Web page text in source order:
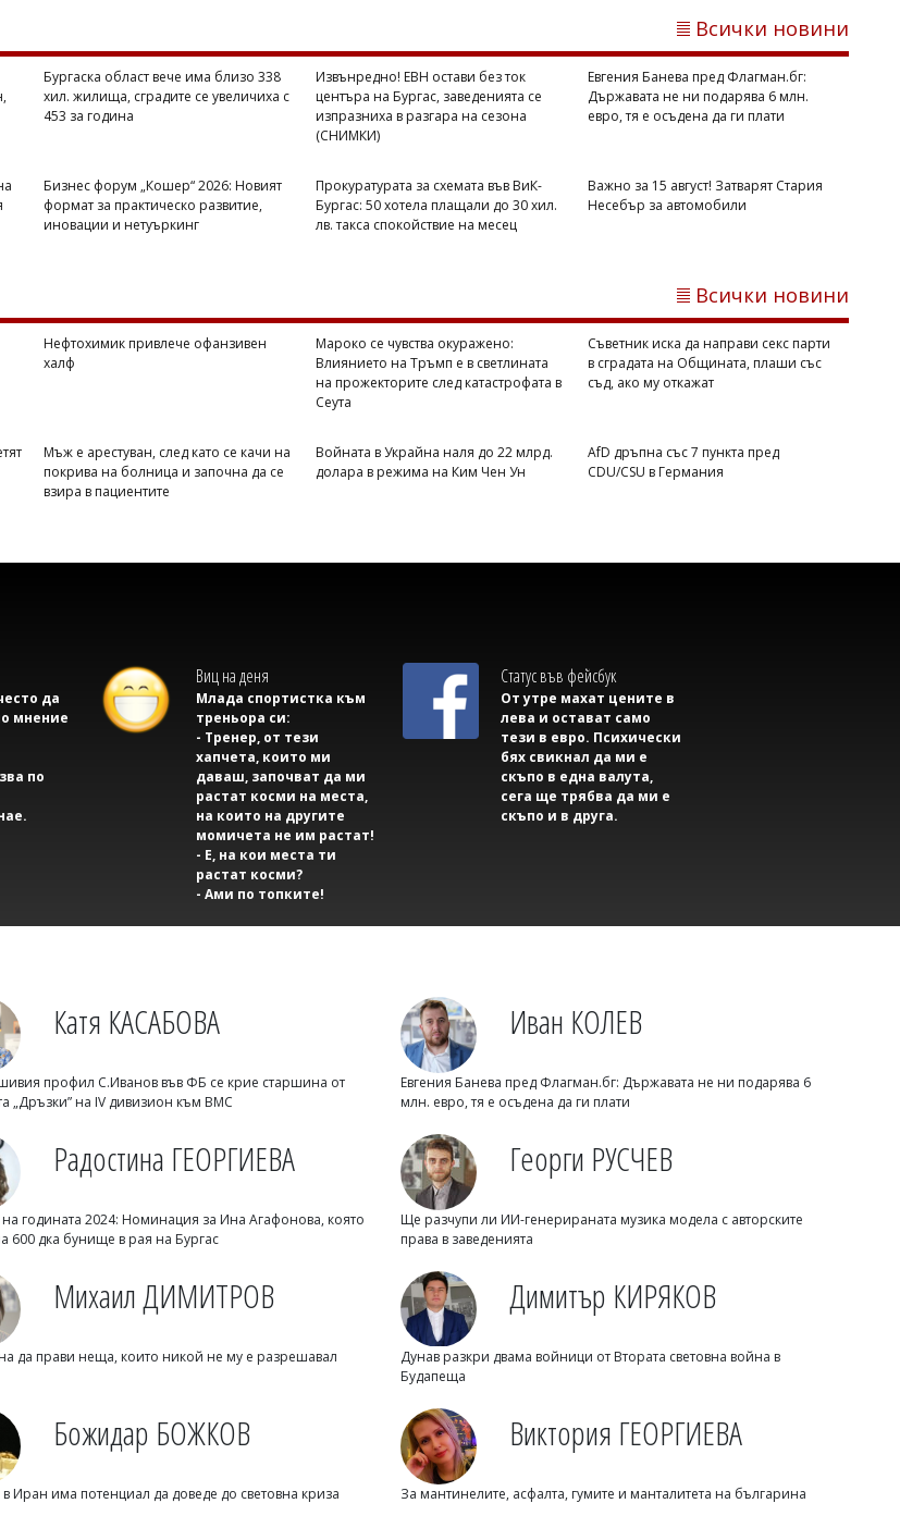
Димитър КИРЯКОВ
Баба от Зидарово даде 5000 евро на
формат за практическо развитие,
Емел МАХМУД
Несебър за автомобили
Димитър КИРЯКОВ
Всички новини
Бургаска област вече има близо 338
хил. жилища, сградите се увеличиха с
453 за година
Извънредно! ЕВН остави без ток
центъра на Бургас, заведенията се
изпразниха в разгара на сезона
(СНИМКИ)
Евгения Банева пред Флагман.бг:
Държавата не ни подарява 6 млн.
евро, тя е осъдена да ги плати
Бизнес форум „Кошер“ 2026: Новият
формат за практическо развитие,
иновации и нетуъркинг
Прокуратурата за схемата във ВиК-
Бургас: 50 хотела плащали до 30 хил.
лв. такса спокойствие на месец
Важно за 15 август! Затварят Стария
Несебър за автомобили
Всички новини
Нефтохимик привлече офанзивен
халф
Мароко се чувства окуражено:
Влиянието на Тръмп е в светлината
на прожекторите след катастрофата в
Сеута
Съветник иска да направи секс парти
в сградата на Общината, плаши със
съд, ако му откажат
Мъж е арестуван, след като се качи на
покрива на болница и започна да се
взира в пациентите
Войната в Украйна наля до 22 млрд.
долара в режима на Ким Чен Ун
AfD дръпна със 7 пункта пред
CDU/CSU в Германия
да
мнение
по
Виц на деня
Млада спортистка към
треньора си:
- Тренер, от тези
хапчета, които ми
даваш, започват да ми
растат косми на места,
на които на другите
момичета не им растат!
- Е, на кои места ти
растат косми?
- Ами по топките!
Статус във фейсбук
От утре махат цените в
лева и остават само
тези в евро. Психически
бях свикнал да ми е
скъпо в една валута,
сега ще трябва да ми е
скъпо и в друга.
Катя КАСАБОВА
профил С.Иванов във ФБ се крие старшина от
„Дръзки” на IV дивизион към ВМС
Иван КОЛЕВ
Евгения Банева пред Флагман.бг: Държавата не ни подарява 6
млн. евро, тя е осъдена да ги плати
Радостина ГЕОРГИЕВА
годината 2024: Номинация за Ина Агафонова, която
600 дка бунище в рая на Бургас
Георги РУСЧЕВ
Ще разчупи ли ИИ-генерираната музика модела с авторските
права в заведенията
Михаил ДИМИТРОВ
да прави неща, които никой не му е разрешавал
Димитър КИРЯКОВ
Дунав разкри двама войници от Втората световна война в
Будапеща
Божидар БОЖКОВ
Иран има потенциал да доведе до световна криза
Виктория ГЕОРГИЕВА
За мантинелите, асфалта, гумите и манталитета на българина